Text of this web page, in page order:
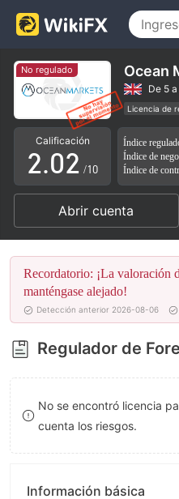
No regulado Ocean
De 5
Licencia de
Zona de
Calificación
0
1
2
3
4
5
6
7
8
9
.0
1
2
3
4
5
6
7
8
9
0
1
2
3
4
5
6
7
8
9
/10
Índice
Índice de
Abrir cuenta
Recordatorio: ¡La valoración
manténgase alejado!
Detección anterior 2026-08-06
Regulador de
No se encontró licencia
cuenta los riesgos.
Información básica